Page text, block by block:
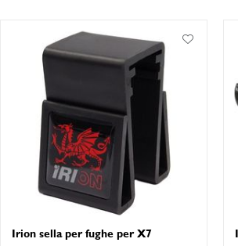
Irion sella per fughe per X7